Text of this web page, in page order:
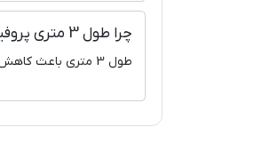
چرا طول 3 متری پروفیل آهن 80*40 در پروژه‌ها اهمیت دارد؟
طول 3 متری باعث کاهش نیاز به اتصالات اضافی و افزایش استحکام سازه در پروژه‌ها می‌شود.